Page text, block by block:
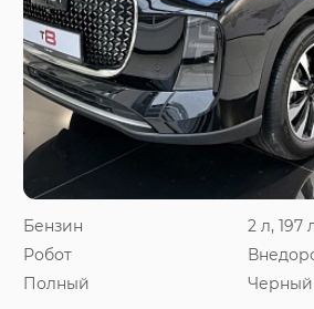
Бензин
2 л, 197
Робот
Полный
Черный